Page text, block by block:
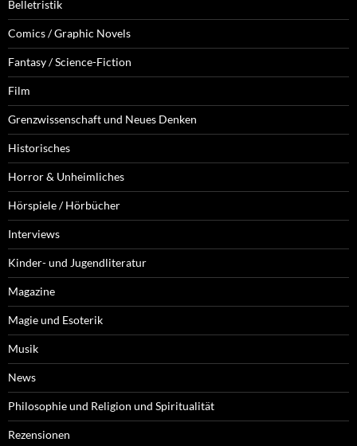
Belletristik
Comics / Graphic Novels
Fantasy / Science-Fiction
Film
Grenzwissenschaft und Neues Denken
Historisches
Horror & Unheimliches
Hörspiele / Hörbücher
Interviews
Kinder- und Jugendliteratur
Magazine
Magie und Esoterik
Musik
News
Philosophie und Religion und Spiritualität
Rezensionen